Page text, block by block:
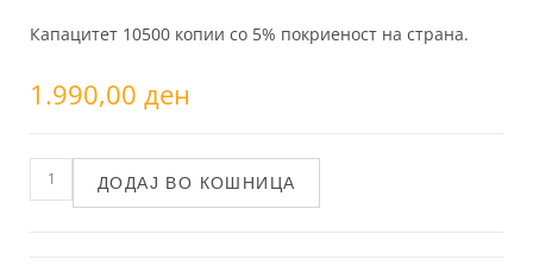
Капацитет 10500 копии со 5% покриеност на страна.
1.990,00 ден
ДОДАЈ ВО КОШНИЦА